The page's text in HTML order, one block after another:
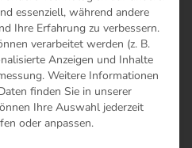
Frieden kann es keine
und ohne nachhaltige Entwicklung
habenein Recht darauf,ohne
sicheren und inklusiven
essenziell, während andere
Ihre Erfahrung zu verbessern.
verarbeitet werden (z. B.
Anzeigen und Inhalte
Weitere Informationen
finden Sie in unserer
Ihre Auswahl jederzeit
oder anpassen.